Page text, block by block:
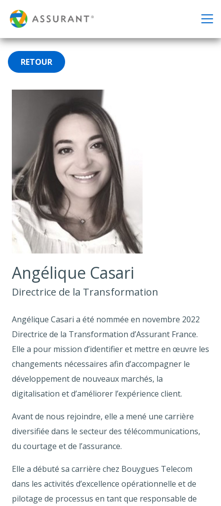
RETOUR
Angélique Casari
Directrice de la Transformation
Angélique Casari a été nommée en novembre 2022
Directrice de la Transformation d’Assurant France.
Elle a pour mission d’identifier et mettre en œuvre les
changements nécessaires afin d’accompagner le
développement de nouveaux marchés, la
digitalisation et d’améliorer l’expérience client.
Avant de nous rejoindre, elle a mené une carrière
diversifiée dans le secteur des télécommunications,
du courtage et de l’assurance.
Elle a débuté sa carrière chez Bouygues Telecom
dans les activités d’excellence opérationnelle et de
pilotage de processus en tant que responsable de